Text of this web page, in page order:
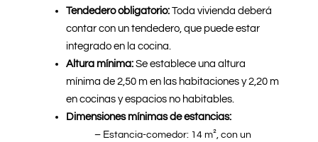
Tendedero obligatorio: Toda vivienda deberá
contar con un tendedero, que puede estar
integrado en la cocina.
Altura mínima: Se establece una altura
mínima de 2,50 m en las habitaciones y 2,20 m
en cocinas y espacios no habitables.
Dimensiones mínimas de estancias:
– Estancia-comedor: 14 m², con un